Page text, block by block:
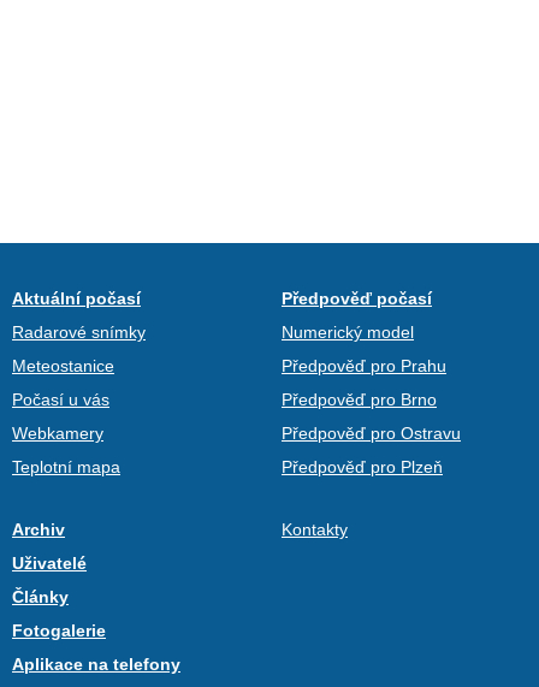
Aktuální počasí
Radarové snímky
Meteostanice
Počasí u vás
Webkamery
Teplotní mapa
Předpověď počasí
Numerický model
Předpověď pro Prahu
Předpověď pro Brno
Předpověď pro Ostravu
Předpověď pro Plzeň
Archiv
Uživatelé
Články
Fotogalerie
Aplikace na telefony
Kontakty